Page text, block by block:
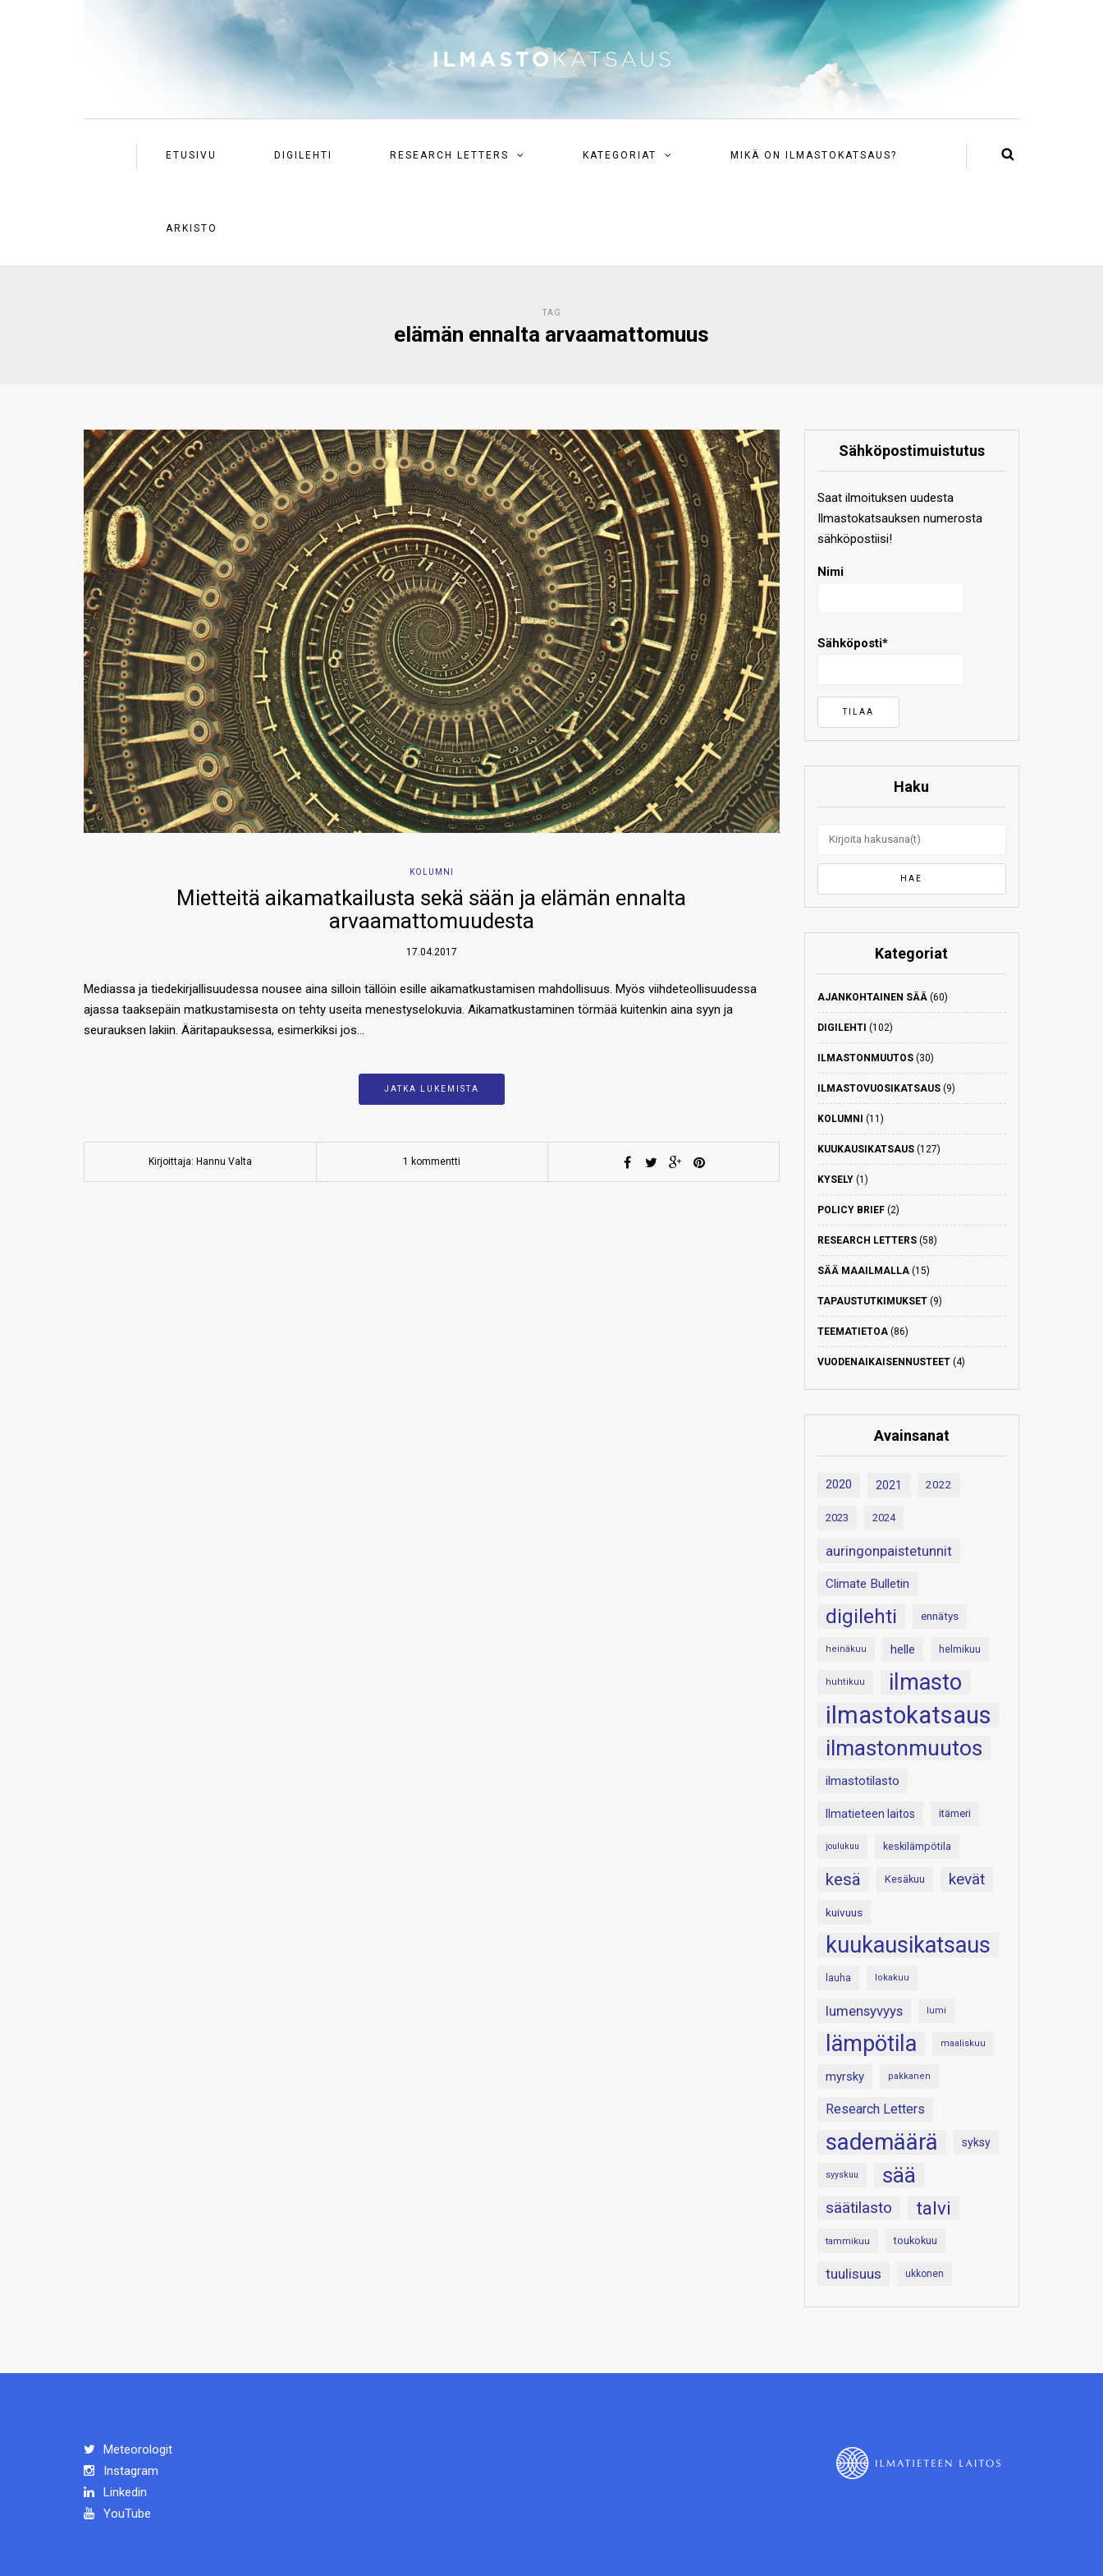
ETUSIVU DIGILEHTI RESEARCH LETTERS KATEGORIAT MIKÄ ON ILMASTOKATSAUS?
ARKISTO
TAG
elämän ennalta arvaamattomuus
KOLUMNI
Mietteitä aikamatkailusta sekä sään ja elämän ennalta
arvaamattomuudesta
17.04.2017
Mediassa ja tiedekirjallisuudessa nousee aina silloin tällöin esille aikamatkustamisen mahdollisuus. Myös viihdeteollisuudessa
ajassa taaksepäin matkustamisesta on tehty useita menestyselokuvia. Aikamatkustaminen törmää kuitenkin aina syyn ja
seurauksen lakiin. Ääritapauksessa, esimerkiksi jos…
JATKA LUKEMISTA
Kirjoittaja: Hannu Valta 1 kommentti
Sähköpostimuistutus
Saat ilmoituksen uudesta
Ilmastokatsauksen numerosta
sähköpostiisi!
Nimi
Sähköposti*
Haku
Kategoriat
AJANKOHTAINEN SÄÄ(60)
DIGILEHTI (102)
ILMASTONMUUTOS(30)
ILMASTOVUOSIKATSAUS(9)
KOLUMNI (11)
KUUKAUSIKATSAUS(127)
KYSELY(1)
POLICY BRIEF(2)
RESEARCH LETTERS(58)
SÄÄ MAAILMALLA(15)
TAPAUSTUTKIMUKSET(9)
TEEMATIETOA(86)
VUODENAIKAISENNUSTEET(4)
Avainsanat
2020 2021 2022
2023 2024
auringonpaistetunnit
Climate Bulletin
digilehti ennätys
heinäkuu helle helmikuu
huhtikuu ilmasto
ilmastokatsaus
ilmastonmuutos
ilmastotilasto
Ilmatieteen laitos itämeri
joulukuu keskilämpötila
kesä Kesäkuu kevät
kuivuus
kuukausikatsaus
lauha lokakuu
lumensyvyys lumi
lämpötila maaliskuu
myrsky pakkanen
Research Letters
sademäärä syksy
syyskuu sää
säätilasto talvi
tammikuu toukokuu
tuulisuus ukkonen
Meteorologit
Instagram
Linkedin
YouTube